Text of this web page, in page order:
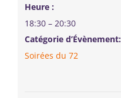
Heure :
18:30 – 20:30
Catégorie d’Évènement:
Soirées du 72